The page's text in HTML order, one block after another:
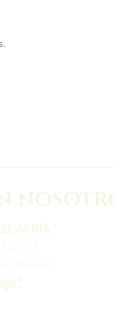
Marín, 1
(Madrid)